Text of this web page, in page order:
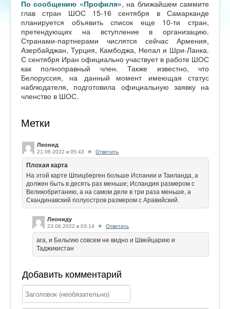
По сообщению «Профиля», на ближайшем саммите
глав стран ШОС 15-16 сентября в Самарканде
планируется объявить список еще 10-ти стран,
претендующих на вступление в организацию.
Странами-партнерами числятся сейчас Армения,
Азербайджан, Турция, Камбоджа, Непал и Шри-Ланка.
С сентября Иран официально участвует в работе ШОС
как полноправный член. Также известно, что
Белоруссия, на данный момент имеющая статус
наблюдателя, подготовила официальную заявку на
членство в ШОС.
Метки
Леонид
21.06.2022 в 05:43 # Ответить
Плохая карта
На этой карте Шпицберген больше Испании и Таиланда, а
должен быть в десять раз меньше; Исландия размером с
Великобританию, а на самом деле в три раза меньше, а
Скандинавский полуостров размером с Аравийский.
Леониду
23.06.2022 в 03:14 # Ответить
ага, и Бельгию совсем не видно и Швейцарию и
Таджикистан
Добавить комментарий